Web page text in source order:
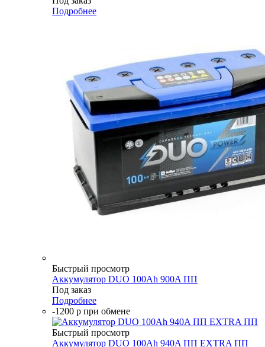
Подробнее
Быстрый просмотр
Аккумулятор DUO 100Аh 900A ПП
Под заказ
Подробнее
-1200 р при обмене
Быстрый просмотр
Аккумулятор DUO 100Аh 940A ПП EXTRA ПП